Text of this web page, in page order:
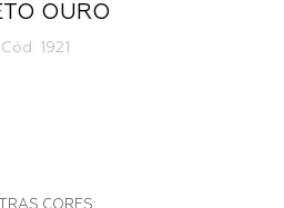
OURO
: 1921